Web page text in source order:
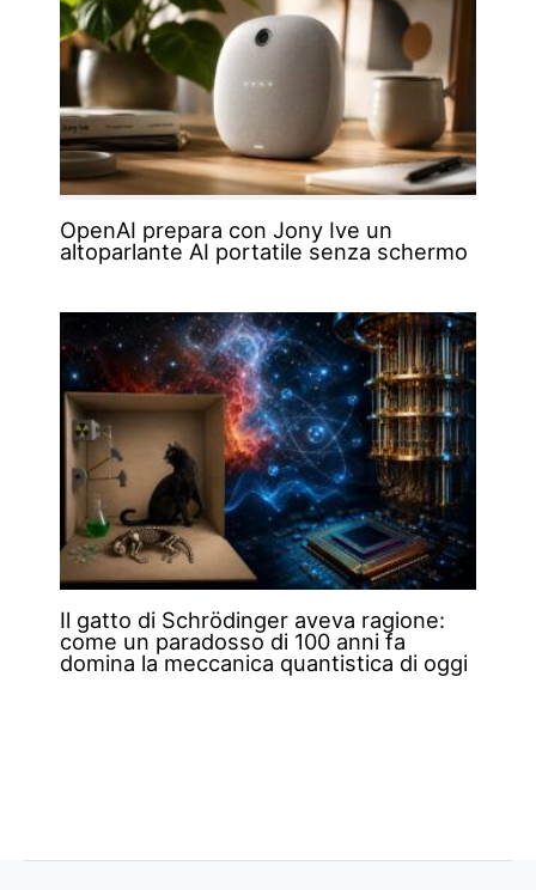
OpenAI prepara con Jony Ive un
altoparlante AI portatile senza schermo
Il gatto di Schrödinger aveva ragione:
come un paradosso di 100 anni fa
domina la meccanica quantistica di oggi